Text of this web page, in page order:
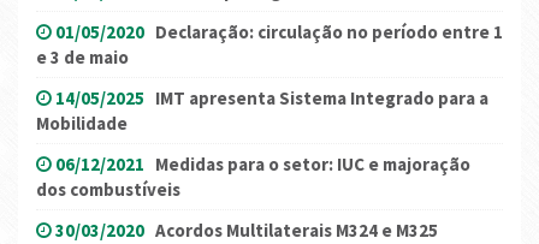
01/05/2020 Declaração: circulação no período entre 1
e 3 de maio
14/05/2025 IMT apresenta Sistema Integrado para a
Mobilidade
06/12/2021 Medidas para o setor: IUC e majoração
dos combustíveis
30/03/2020 Acordos Multilaterais M324 e M325